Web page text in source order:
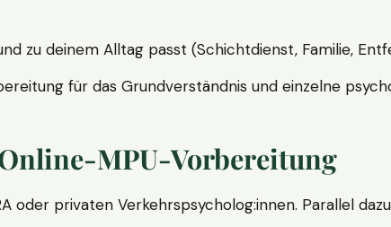
zu deinem Alltag passt (Schichtdienst, Familie,
für das Grundverständnis und einzelne
MPU-Vorbereitung
oder privaten Verkehrspsycholog:innen. Parallel